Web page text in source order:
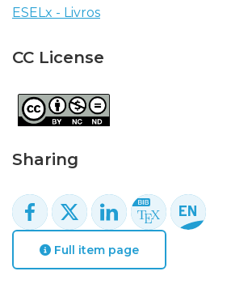
ESELx - Livros
CC License
Sharing
Full item page